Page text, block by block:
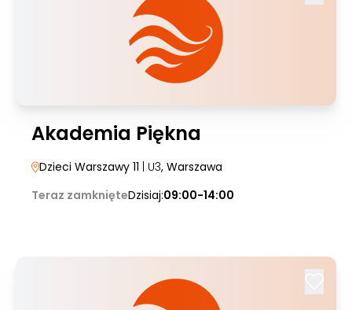
Akademia Piękna
Dzieci Warszawy 11 | U3, Warszawa
Teraz zamknięteDzisiaj:09:00-14:00